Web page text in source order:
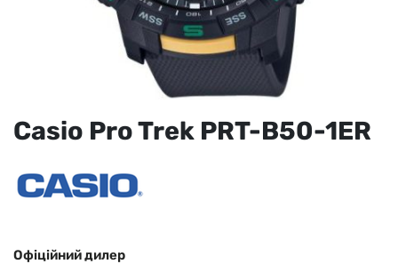
Casio Pro Trek PRT-B50-1ER
Офіційний дилер